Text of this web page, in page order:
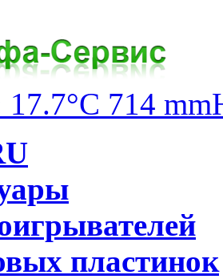
714
пластинок